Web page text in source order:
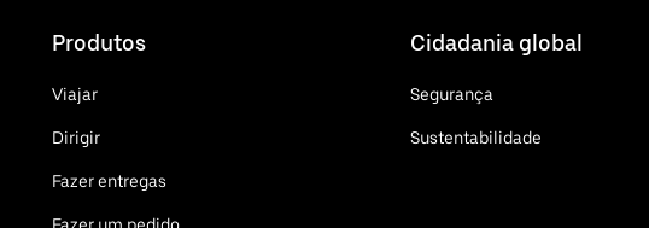
Produtos
Viajar
Dirigir
Fazer entregas
Cidadania global
Segurança
Sustentabilidade